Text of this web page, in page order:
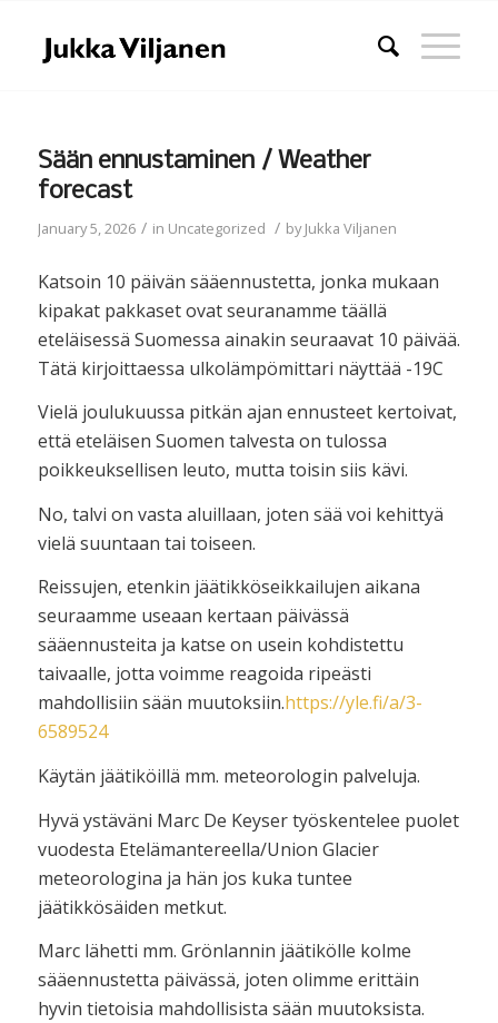
Sään ennustaminen / Weather
forecast
January 5, 2026 / in Uncategorized / byJukka Viljanen
Katsoin 10 päivän sääennustetta, jonka mukaan
kipakat pakkaset ovat seuranamme täällä
eteläisessä Suomessa ainakin seuraavat 10 päivää.
Tätä kirjoittaessa ulkolämpömittari näyttää -19C
Vielä joulukuussa pitkän ajan ennusteet kertoivat,
että eteläisen Suomen talvesta on tulossa
poikkeuksellisen leuto, mutta toisin siis kävi.
No, talvi on vasta aluillaan, joten sää voi kehittyä
vielä suuntaan tai toiseen.
Reissujen, etenkin jäätikköseikkailujen aikana
seuraamme useaan kertaan päivässä
sääennusteita ja katse on usein kohdistettu
taivaalle, jotta voimme reagoida ripeästi
mahdollisiin sään muutoksiin.https://yle.fi/a/3-
6589524
Käytän jäätiköillä mm. meteorologin palveluja.
Hyvä ystäväni Marc De Keyser työskentelee puolet
vuodesta Etelämantereella/Union Glacier
meteorologina ja hän jos kuka tuntee
jäätikkösäiden metkut.
Marc lähetti mm. Grönlannin jäätikölle kolme
sääennustetta päivässä, joten olimme erittäin
hyvin tietoisia mahdollisista sään muutoksista.